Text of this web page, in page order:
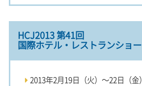
HCJ2013 第41回
国際ホテル・レストランショー
2013年2月19日（火）～22日（金）